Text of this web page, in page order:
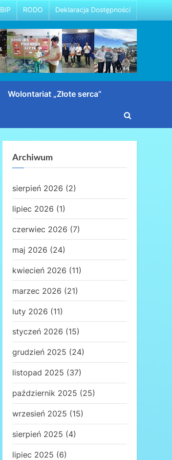
BIP RODO Deklaracja Dostępności
Wolontariat „Złote serca”
Toggle
Archiwum
sierpień 2026 (2)
lipiec 2026 (1)
czerwiec 2026 (7)
maj 2026 (24)
kwiecień 2026 (11)
marzec 2026 (21)
luty 2026 (11)
styczeń 2026 (15)
grudzień 2025 (24)
listopad 2025 (37)
październik 2025 (25)
wrzesień 2025 (15)
sierpień 2025 (4)
lipiec 2025 (6)